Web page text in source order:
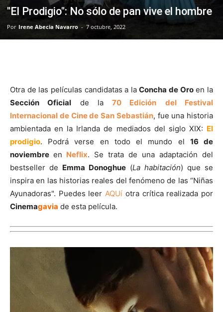
"El Prodigio": No sólo de pan vive el hombre
Por Irene Abecia Navarro - 7 octubre, 2022
Otra de las películas candidatas a laConcha de Oroen la
Sección Oficial de la70 Edición
del Festival
Internacional de Cine de San Sebastián, fue una historia
ambientada en la Irlanda de mediados del siglo XIX: El
prodigio. Podrá verse en todo el mundo el 16 de
noviembre en Neflix. Se trata de una adaptación del
bestseller de Emma Donoghue (La habitación) que se
inspira en las historias reales del fenómeno de las “Niñas
Ayunadoras". Puedes leerAQUí otra crítica realizada por
Cinemagavia de esta película.